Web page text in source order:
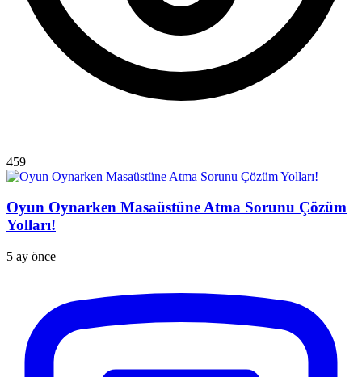
459
Oyun Oynarken Masaüstüne Atma Sorunu Çözüm
Yolları!
5 ay önce